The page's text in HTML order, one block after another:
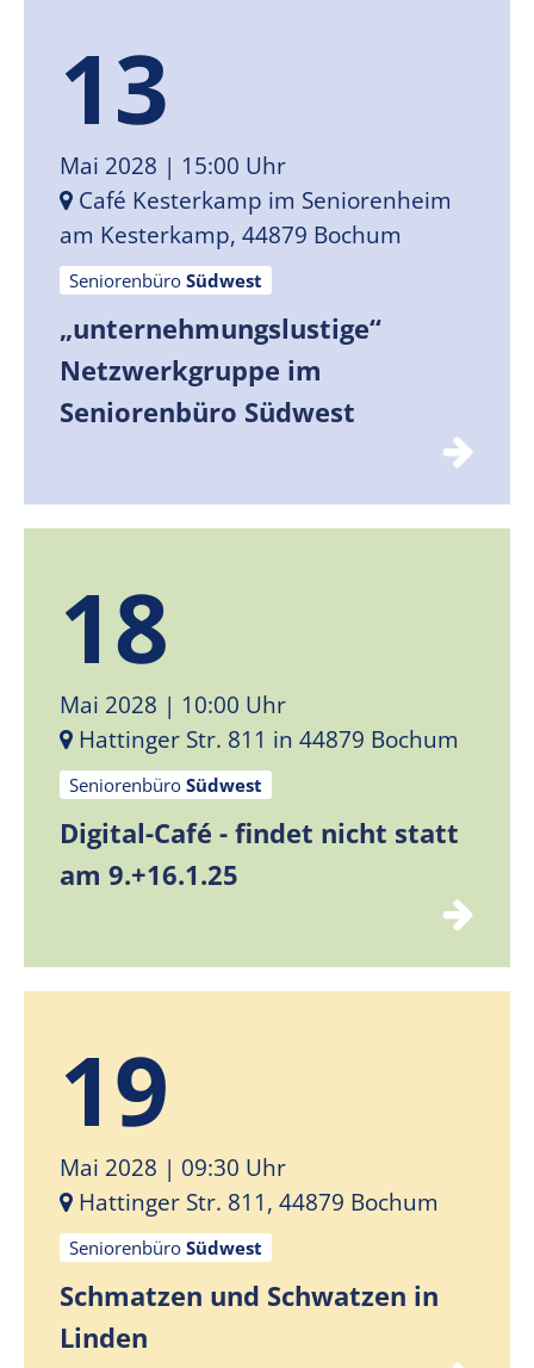
13
Mai 2028 | 15:00 Uhr
Café Kesterkamp im Seniorenheim
am Kesterkamp, 44879 Bochum
Seniorenbüro Südwest
„unternehmungslustige“
Netzwerkgruppe im
Seniorenbüro Südwest
18
Mai 2028 | 10:00 Uhr
Hattinger Str. 811 in 44879 Bochum
Seniorenbüro Südwest
Digital-Café - findet nicht statt
am 9.+16.1.25
19
Mai 2028 | 09:30 Uhr
Hattinger Str. 811, 44879 Bochum
Seniorenbüro Südwest
Schmatzen und Schwatzen in
Linden